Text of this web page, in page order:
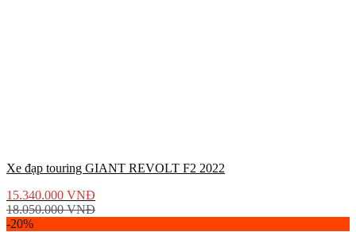
Xe đạp touring GIANT REVOLT F2 2022
15.340.000 VNĐ
18.050.000VNĐ
-20%